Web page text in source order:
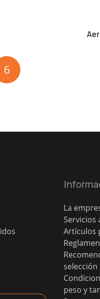
6
La
Servicios
Artículos
selección
peso y